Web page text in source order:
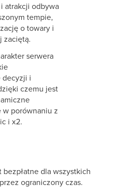
atrakcji odbywa
tempie,
o towary i
zaciętą.
serwera
decyzji i
czemu jest
porównaniu z
i x2.
dla wszystkich
ograniczony czas.